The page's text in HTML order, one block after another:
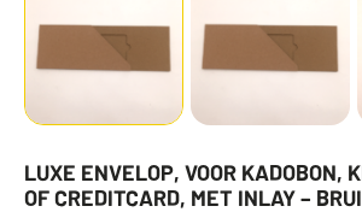
LUXE ENVELOP, VOOR KADOBON,
OF CREDITCARD, MET INLAY –